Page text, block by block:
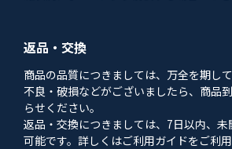
返品・交換
商品の品質につきましては、万全を期し
不良・破損などがございましたら、商品
らせください。
返品・交換につきましては、7日以内、未
可能です。詳しくはご利用ガイドをご利用